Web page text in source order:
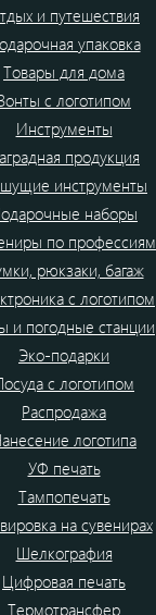
и путешествия
упаковка
Товары для дома
с логотипом
Инструменты
продукция
инструменты
наборы
по профессиям
рюкзаки, багаж
с логотипом
и погодные станции
Эко-подарки
с логотипом
Распродажа
логотипа
УФ печать
Тампопечать
на сувенирах
Шелкография
Цифровая печать
Термотрансфер